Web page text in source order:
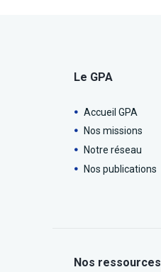
Le GPA
Accueil GPA
Nos missions
Notre réseau
Nos publications
Nos ressources